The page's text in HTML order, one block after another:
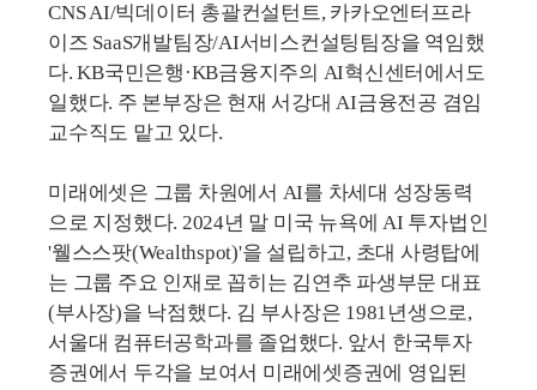
CNS AI/빅데이터 총괄컨설턴트, 카카오엔터프라
이즈 SaaS개발팀장/AI서비스컨설팅팀장을 역임했
다. KB국민은행·KB금융지주의 AI혁신센터에서도
일했다. 주 본부장은 현재 서강대 AI금융전공 겸임
교수직도 맡고 있다.
미래에셋은 그룹 차원에서 AI를 차세대 성장동력
으로 지정했다. 2024년 말 미국 뉴욕에 AI 투자법인
'웰스스팟(Wealthspot)'을 설립하고, 초대 사령탑에
는 그룹 주요 인재로 꼽히는 김연추 파생부문 대표
(부사장)을 낙점했다. 김 부사장은 1981년생으로,
서울대 컴퓨터공학과를 졸업했다. 앞서 한국투자
증권에서 두각을 보여서 미래에셋증권에 영입된